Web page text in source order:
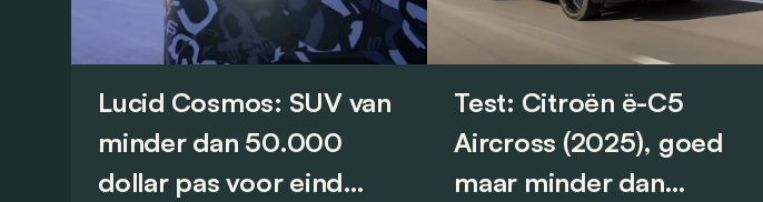
Lucid Cosmos: SUV van
minder dan 50.000
dollar pas voor eind
Test: Citroën ë-C5
Aircross (2025), goed
maar minder dan